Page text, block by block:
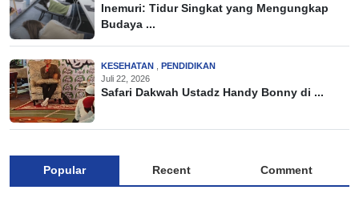
Inemuri: Tidur Singkat yang Mengungkap
Budaya ...
KESEHATAN
PENDIDIKAN
Juli 22, 2026
Safari Dakwah Ustadz Handy Bonny di ...
Popular Recent Comment